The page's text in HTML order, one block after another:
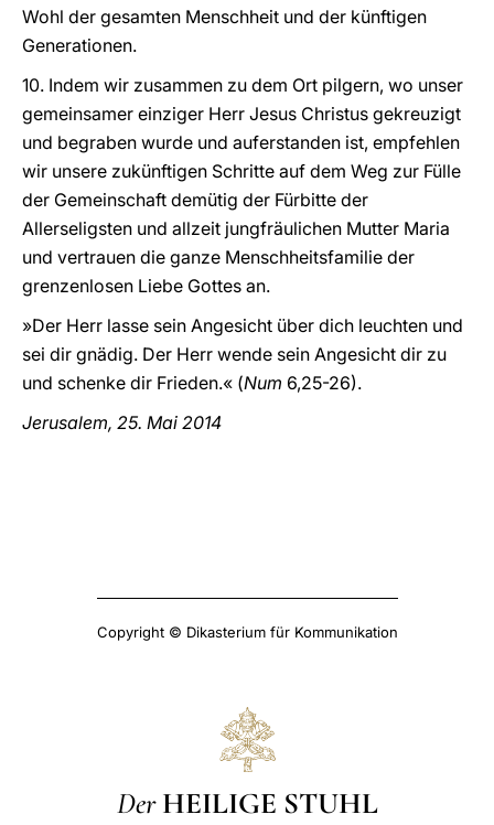
Wohl der gesamten Menschheit und der künftigen
Generationen.
10. Indem wir zusammen zu dem Ort pilgern, wo unser
gemeinsamer einziger Herr Jesus Christus gekreuzigt
und begraben wurde und auferstanden ist, empfehlen
wir unsere zukünftigen Schritte auf dem Weg zur Fülle
der Gemeinschaft demütig der Fürbitte der
Allerseligsten und allzeit jungfräulichen Mutter Maria
und vertrauen die ganze Menschheitsfamilie der
grenzenlosen Liebe Gottes an.
»Der Herr lasse sein Angesicht über dich leuchten und
sei dir gnädig. Der Herr wende sein Angesicht dir zu
und schenke dir Frieden.« (Num 6,25-26).
Jerusalem, 25. Mai 2014
Copyright © Dikasterium für Kommunikation
Der HEILIGE STUHL